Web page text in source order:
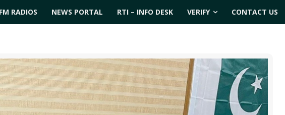
FM RADIOS NEWS PORTAL RTI – INFO DESK VERIFY CONTACT US